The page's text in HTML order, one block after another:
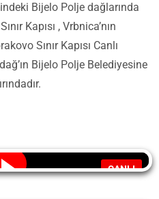
Bijelo Polje dağlarında
Kapısı , Vrbnica’nın
Sınır Kapısı Canlı
Bijelo Polje Belediyesine
CANLI